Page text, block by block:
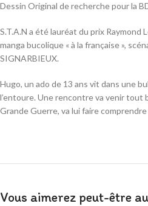
Dessin Original de recherche pour la
S.T.A.N a été lauréat du prix
manga bucolique « à la française »,
SIGNARBIEUX.
Hugo, un ado de 13 ans vit dans une
l’entoure. Une rencontre va venir tout
Grande Guerre, va lui faire
Vous aimerez peut-être